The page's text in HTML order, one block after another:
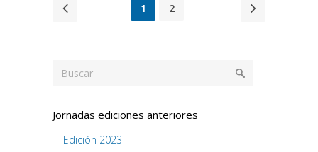
1 2
Jornadas ediciones anteriores
Edición 2023